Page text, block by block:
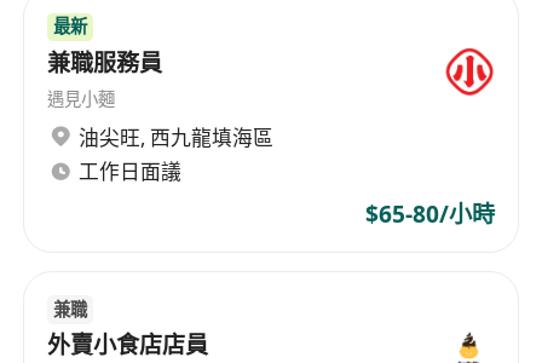
餃透過與國際餐飲標準接軌，在食品安全、服務品
質等方面不斷優化，確保為全球消費者提供高品質
的用餐體驗。將中國餃子文化帶向全世界！ 为合法
保护个人信息，袁记食品集团股份有限公司是唯一
代表袁记食品集团对外招聘的账号，候选人在应聘
前请阅读并同意我司官网所展示的《应聘者隐私政
策》后再行投递简历，如向本集团内企业主动投递
最新
兼職服務員
遇見小麵
油尖旺, 西九龍填海區
工作日面議
$65-80/小時
兼職
外賣小食店店員